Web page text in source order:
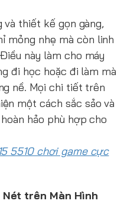
thiết kế gọn gàng,
mỏng nhẹ mà còn linh
này làm cho máy
đi học hoặc đi làm mà
nề. Mọi chi tiết trên
một cách sắc sảo và
hảo phù hợp cho
5510 chơi game cực
Nét trên Màn Hình